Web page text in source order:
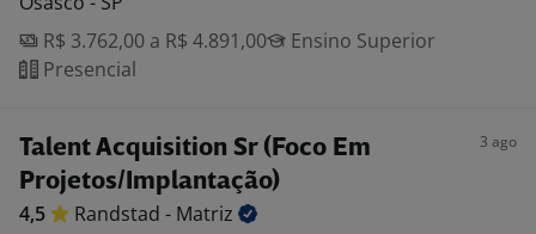
R$ 3.762,00 a R$ 4.891,00
Ensino Superior
Presencial
Talent Acquisition Sr (Foco Em
Projetos/Implantação)
3 ago
4,5 Randstad - Matriz